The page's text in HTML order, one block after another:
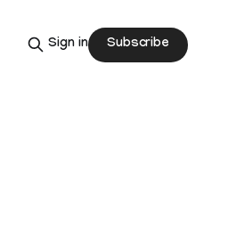
Sign in Subscribe